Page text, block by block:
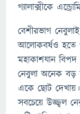
গ্যালাক্সীকে
বেশীরভাগ
আলোকবর্ষও হতে
মহাকাশযান
নেবুলা অনেক বড়
একে ছোট
সবচেয়ে উজ্জ্বল